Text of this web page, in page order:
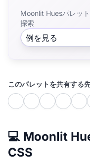
Moonlit Huesパレッ
探索
例を見る
このパレットを共有する
💻 Moonlit
CSS